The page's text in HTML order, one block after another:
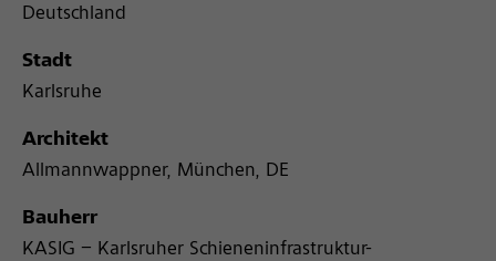
Deutschland
Stadt
Karlsruhe
Architekt
Allmannwappner, München, DE
Bauherr
KASIG – Karlsruher Schieneninfrastruktur-